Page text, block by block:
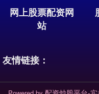
网上股票配资网
站
友情链接：